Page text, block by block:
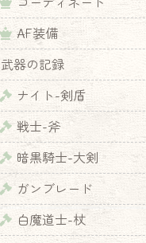
AF装備
武器の記録
ナイト-剣盾
戦士-斧
暗黒騎士-大剣
ガンブレード
白魔道士-杖